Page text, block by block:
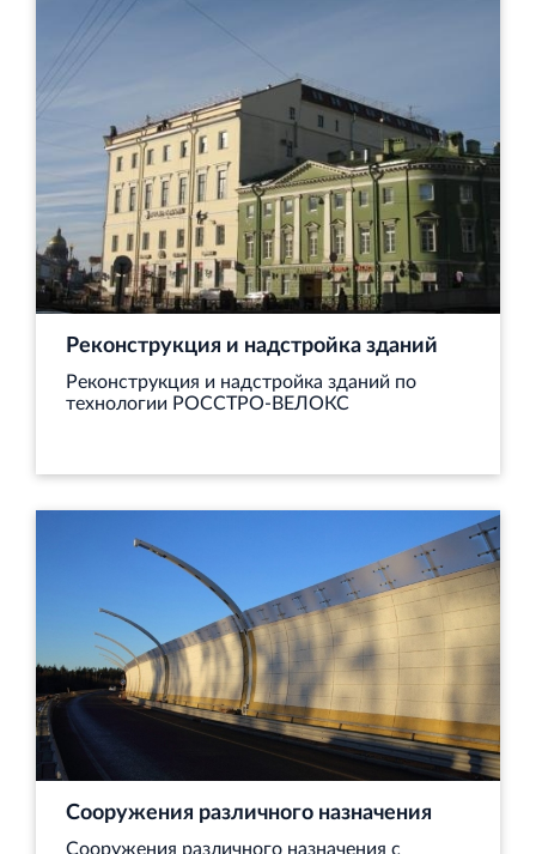
Реконструкция и надстройка зданий
Реконструкция и надстройка зданий по
технологии РОССТРО-ВЕЛОКС
Сооружения различного назначения
Сооружения различного назначения с